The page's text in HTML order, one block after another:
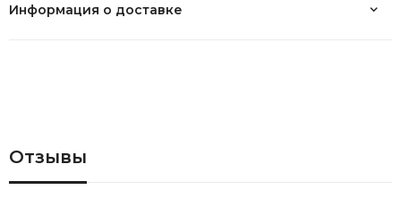
Информация о доставке
Отзывы